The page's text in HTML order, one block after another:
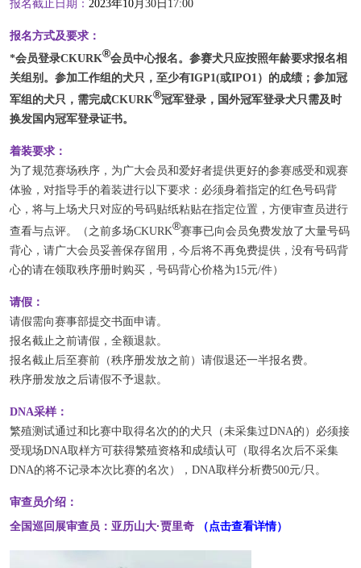
报名截止日期： 2023年10月30 日17:00
报名方式及要求：
*会员登录CKURK®会员中心报名。参赛犬只应按照年龄要求报名相
关组别。参加工作组的犬只，至少有IGP1(或IPO1）的成绩；参加冠
军组的犬只，需完成CKURK®冠军登录，国外冠军登录犬只需及时
换发国内冠军登录证书。
着装要求：
为了规范赛场秩序，为广大会员和爱好者提供更好的参赛感受和观赛
体验，对指导手的着装进行以下要求：必须身着指定的红色号码背
心，将与上场犬只对应的号码贴纸粘贴在指定位置，方便审查员进行
查看与点评。（之前多场CKURK®赛事已向会员免费发放了大量号码
背心，请广大会员妥善保存留用，今后将不再免费提供，没有号码背
心的请在领取秩序册时购买，号码背心价格为15元/件）
请假：
请假需向赛事部提交书面申请。
报名截止之前请假，全额退款。
报名截止后至赛前（秩序册发放之前）请假退还一半报名费。
秩序册发放之后请假不予退款。
DNA采样：
繁殖测试通过和比赛中取得名次的的犬只（未采集过DNA的）必须接
受现场DNA取样方可获得繁殖资格和成绩认可（取得名次后不采集
DNA的将不记录本次比赛的名次），DNA取样分析费500元/只。
审查员介绍：
全国巡回展审查员： 亚历山大·贾里奇 （点击查看详情）